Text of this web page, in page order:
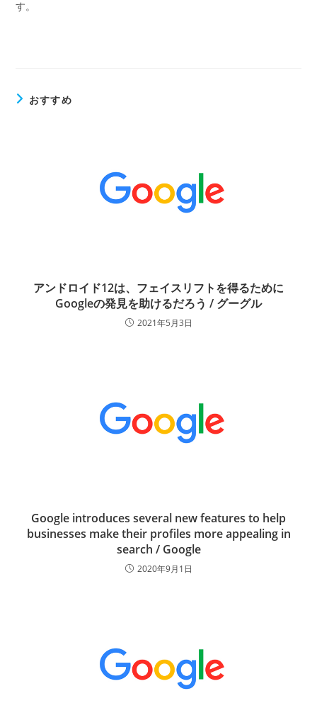
す。
おすすめ
アンドロイド12は、フェイスリフトを得るために
Googleの発見を助けるだろう / グーグル
2021年5月3日
Google introduces several new features to help
businesses make their profiles more appealing in
search / Google
2020年9月1日